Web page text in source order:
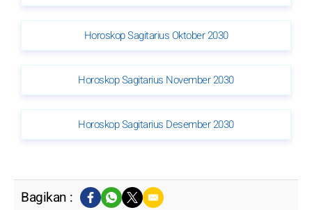
Horoskop Sagitarius Oktober 2030
Horoskop Sagitarius November 2030
Horoskop Sagitarius Desember 2030
Bagikan :